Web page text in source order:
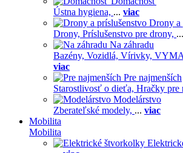
Ústna hygiena, ... viac
Drony a
Drony, Príslušenstvo pre drony, ...
Na záhradu
Bazény, Vozidlá, Vírivky,
viac
Pre najmenších
Starostlivosť o dieťa, Hračky pre
Modelárstvo
Zberateľské modely, ... viac
Mobilita
Mobilita